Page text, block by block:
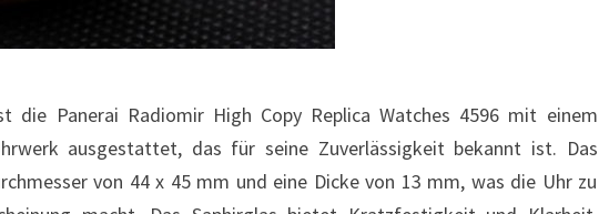
die Panerai Radiomir High Copy Replica Watches 4596 mit einem
ausgestattet, das für seine Zuverlässigkeit bekannt ist. Das
von 44 x 45 mm und eine Dicke von 13 mm, was die Uhr zu